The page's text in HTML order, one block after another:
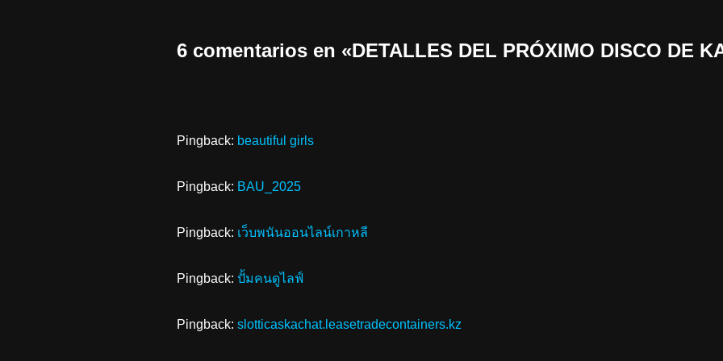
6 comentarios en «DETALLES DEL PRÓXIMO DISCO DE
Pingback: beautiful girls
Pingback: BAU_2025
Pingback: เว็บพนันออนไลน์เกาหลี
Pingback: ปั้มคนดูไลฟ์
Pingback: slotticaskachat.leasetradecontainers.kz